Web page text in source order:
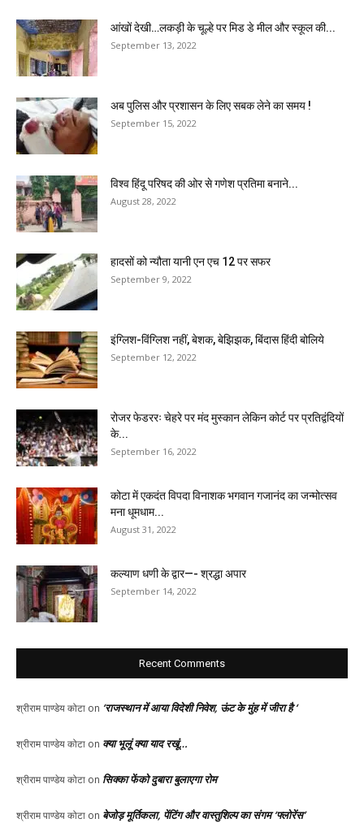
आंखों देखी…लकड़ी के चूल्हे पर मिड डे मील और स्कूल की...
September 13, 2022
अब पुलिस और प्रशासन के लिए सबक लेने का समय !
September 15, 2022
विश्व हिंदू परिषद की ओर से गणेश प्रतिमा बनाने...
August 28, 2022
हादसों को न्यौता यानी एन एच 12 पर सफर
September 9, 2022
इंग्लिश-विंग्लिश नहीं, बेशक, बेझिझक, बिंदास हिंदी बोलिये
September 12, 2022
रोजर फेडररः चेहरे पर मंद मुस्कान लेकिन कोर्ट पर प्रतिद्वंदियों
के...
September 16, 2022
कोटा में एकदंत विपदा विनाशक भगवान गजानंद का जन्मोत्सव
मना धूमधाम...
August 31, 2022
कल्याण धणी के द्वार—- श्रद्धा अपार
September 14, 2022
Recent Comments
श्रीराम पाण्डेय कोटा on ‘राजस्थान में आया विदेशी निवेश, ऊंट के मुंह में जीरा है ‘
श्रीराम पाण्डेय कोटा on क्या भूलूं क्या याद रखूं…
श्रीराम पाण्डेय कोटा on सिक्का फेंको दुबारा बुलाएगा रोम
श्रीराम पाण्डेय कोटा on बेजोड़ मूर्तिकला, पेंटिंग और वास्तुशिल्प का संगम ‘फ्लोरेंस’